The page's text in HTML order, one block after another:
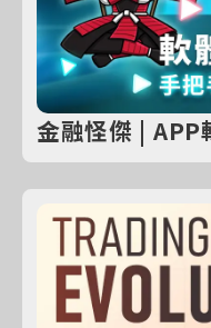
金融怪傑 | APP